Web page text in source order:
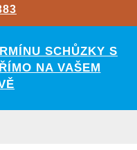
SCHŮZKY S
NA VAŠEM